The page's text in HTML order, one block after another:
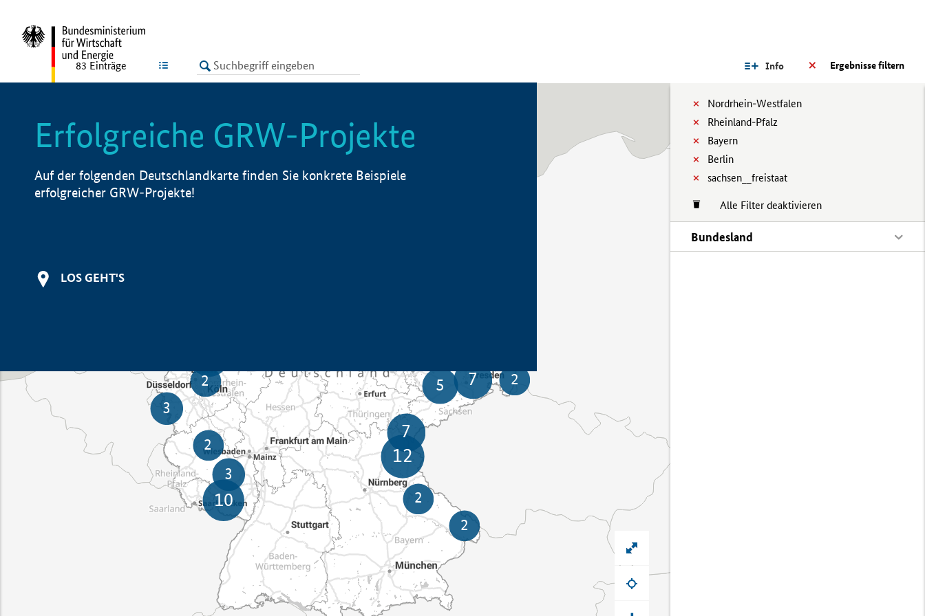
LISTE Ergebnisse filtern
Info
Nordrhein-Westfalen
Rheinland-Pfalz
Bayern
Berlin
sachsen__freistaat
Alle Filter deaktivieren
Bundesland
83 Einträge
Erfolgreiche GRW-Projekte
Auf der folgenden Deutschlandkarte finden Sie konkrete Beispiele
erfolgreicher GRW-Projekte!
LOS GEHT'S